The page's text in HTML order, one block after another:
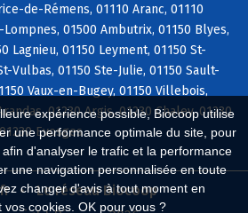
expérience possible, Biocoop utilise
une performance optimale du site, pour
d'analyser le trafic et la performance
une navigation personnalisée en toute
changer d'avis à tout moment en
vos cookies. OK pour vous ?
de-Rémens, 01110 Aranc, 01110
01500 Ambutrix, 01150 Blyes,
Lagnieu, 01150 Leyment, 01150 St-
Vulbas, 01150 Ste-Julie, 01150 Sault-
Vaux-en-Bugey, 01150 Villebois,
01230 Argis, 01230 Chaley, 01230
Evosges
Le réseau Biocoop